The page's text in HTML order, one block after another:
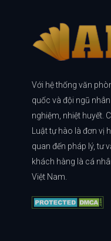
Với hệ thống văn
quốc và đội ngũ
nghiệm, nhiệt huyết.
Luật tự hào là đơn vị
quan đến pháp lý, tư
khách hàng là cá
Việt Nam.